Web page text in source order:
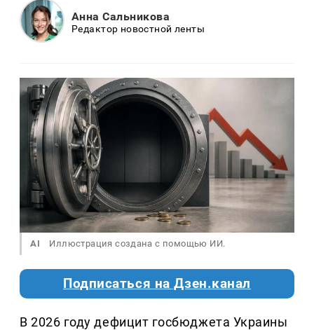
Анна Сальникова
Редактор новостной ленты
AI Иллюстрация создана с помощью ИИ.
Подписаться на Дзен.канал
В 2026 году дефицит госбюджета Украины